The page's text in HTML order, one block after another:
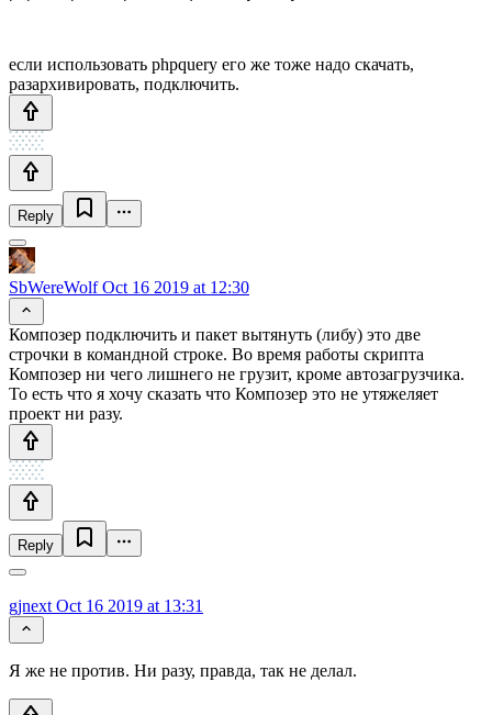
если использовать phpquery его же тоже надо скачать,
разархивировать, подключить.
Reply
SbWereWolfOct 16 2019 at 12:30
Композер подключить и пакет вытянуть (либу) это две
строчки в командной строке. Во время работы скрипта
Композер ни чего лишнего не грузит, кроме автозагрузчика.
То есть что я хочу сказать что Композер это не утяжеляет
проект ни разу.
Reply
gjnext Oct 16 2019 at 13:31
Я же не против. Ни разу, правда, так не делал.